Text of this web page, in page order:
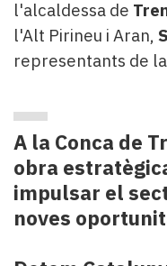
l'alcaldessa de
l'Alt Pirineu i Aran,
representants de
A la Conca de
obra
impulsar el
noves